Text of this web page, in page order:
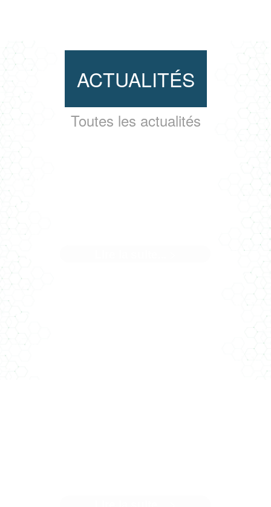
ACTUALITÉS
Toutes les actualités
NOTRE NOUVELLE AGENCE
nous avons décidé de changer de locaux, une